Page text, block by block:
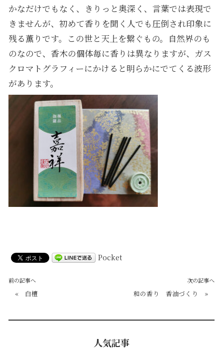
かなだけでもなく、きりっと奥深く、言葉では表現で
きませんが、初めて香りを聞く人でも圧倒され印象に
残る薫りです。この世と天上を繋ぐもの。自然界のも
のなので、香木の個体毎に香りは異なりますが、ガス
クロマトグラフィーにかけると明らかにでてくる波形
があります。
Pocket
前の記事へ
« 白檀
次の記事へ
和の香り 香油づくり »
人気記事